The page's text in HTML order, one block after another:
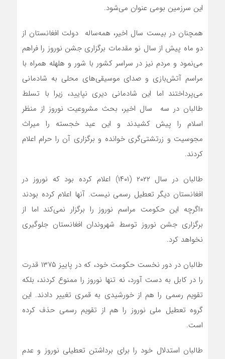
این سرزمین بومی عنوان می‌شود.
همچنان در بیست سال اخیر، همه‌ساله دولت افغانستان از
دو ماه پیش از سال نو مقدمات برگزاری جشن نوروز را فراهم
می‌نمود و مردم نیز در سراسر کشور با شور و هلهله همراه با
مراسم آتش‌بازی و صدای موسیقی‌های محلی به شادمانی
می‌پرداختند اما این شادمانی دیری نپایید، زیرا با تسلط
طالبان در سه سال اخیر، بحث مشروعیت نوروز از منظر
اسلام را پیش کشیدند و این عید خجسته را میراث
مجوسیت و زرتشتی‌گری خوانده و برگزاری آن را حرام اعلام
کردند.
طالبان در سال ۲۰۲۲ (۱۴۰۱) اعلام کرده بود که نوروز در
افغانستان دیگر تعطیل رسمی نیست. آنها اعلام کرده بودند
«اگرچه این حکومت مراسم نوروز را برگزار نمی‌کند اما از
برگزاری جشن نوروز توسط شهروندان افغانستان جلوگیری
نخواهد کرد.
طالبان در دور نخست حکومت خود، که در پاییز ۱۳۷۵ قدرت
را در کابل به دست آورد، نه تنها نوروز را ممنوع کردند، بلکه
تقویم رسمی را هم از خورشیدی به قمری تغییر دادند. این
گروه تعطیل ملی نوروز را هم از تقویم رسمی حذف کرده
است.
طالبان استدلال خود را برای برداشتن تعطیلی نوروز و عدم